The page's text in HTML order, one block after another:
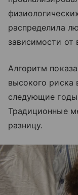
распределила
зависимости от
Алгоритм
высокого риска
следующие
Традиционные
разницу.